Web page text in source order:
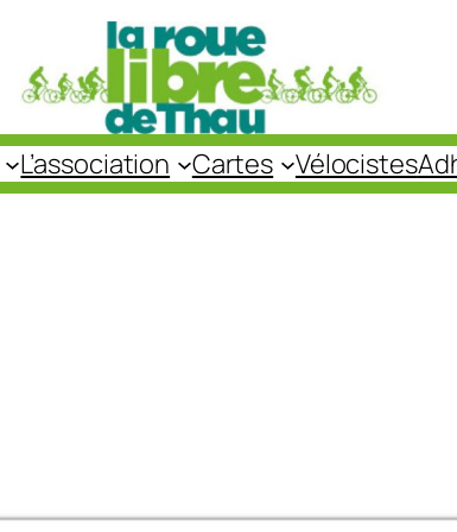
L’association Cartes Vélocistes